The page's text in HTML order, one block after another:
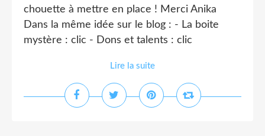
chouette à mettre en place ! Merci Anika
Dans la même idée sur le blog : - La boite
mystère : clic - Dons et talents : clic
Lire la suite